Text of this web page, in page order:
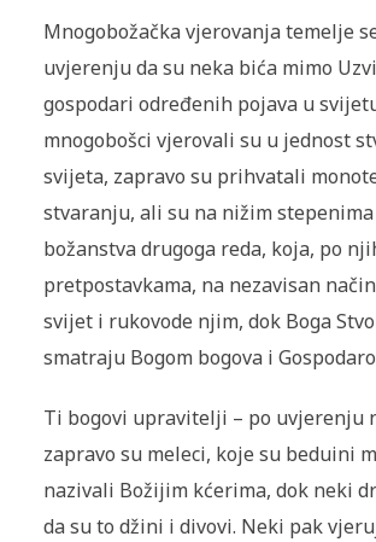
Mnogobožačka vjerovanja temelje
uvjerenju da su neka bića mimo
gospodari određenih pojava u
mnogobošci vjerovali su u jednost
svijeta, zapravo su prihvatali
stvaranju, ali su na nižim
božanstva drugoga reda, koja, po
pretpostavkama, na nezavisan
svijet i rukovode njim, dok Boga
smatraju Bogom bogova i
Ti bogovi upravitelji – po uvjerenju
zapravo su meleci, koje su beduini
nazivali Božijim kćerima, dok neki
da su to džini i divovi. Neki pak